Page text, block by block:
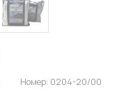
Номер: 0204-20/00